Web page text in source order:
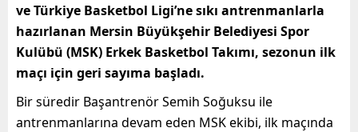
ve Türkiye Basketbol Ligi’ne sıkı antrenmanlarla
hazırlanan Mersin Büyükşehir Belediyesi Spor
Kulübü (MSK) Erkek Basketbol Takımı, sezonun ilk
maçı için geri sayıma başladı.
Bir süredir Başantrenör Semih Soğuksu ile
antrenmanlarına devam eden MSK ekibi, ilk maçında